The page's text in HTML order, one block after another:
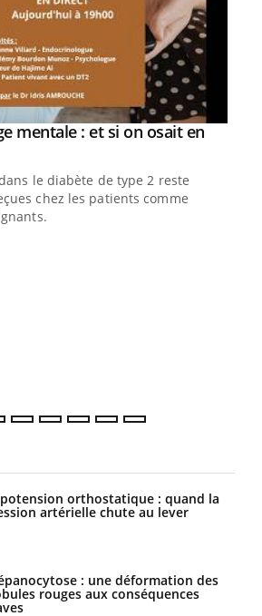
mentale : et si on osait en
le diabète de type 2 reste
chez les patients comme
orthostatique : quand la
artérielle chute au lever
: une déformation des
rouges aux conséquences